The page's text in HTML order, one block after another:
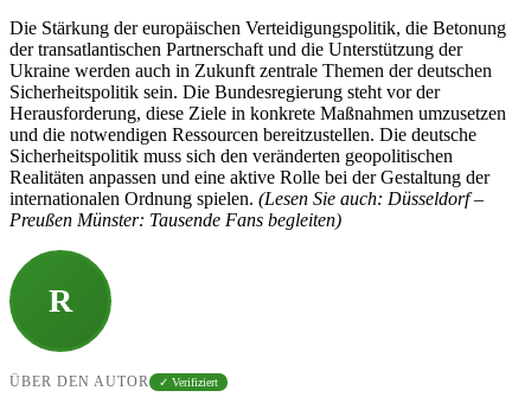
Die Stärkung der europäischen Verteidigungspolitik, die Betonung
der transatlantischen Partnerschaft und die Unterstützung der
Ukraine werden auch in Zukunft zentrale Themen der deutschen
Sicherheitspolitik sein. Die Bundesregierung steht vor der
Herausforderung, diese Ziele in konkrete Maßnahmen umzusetzen
und die notwendigen Ressourcen bereitzustellen. Die deutsche
Sicherheitspolitik muss sich den veränderten geopolitischen
Realitäten anpassen und eine aktive Rolle bei der Gestaltung der
internationalen Ordnung spielen. (Lesen Sie auch: Düsseldorf –
Preußen Münster: Tausende Fans begleiten)
R
ÜBER DEN AUTOR ✓ Verifiziert